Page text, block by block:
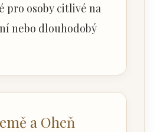
pro osoby citlivé na
nebo dlouhodobý
a Oheň